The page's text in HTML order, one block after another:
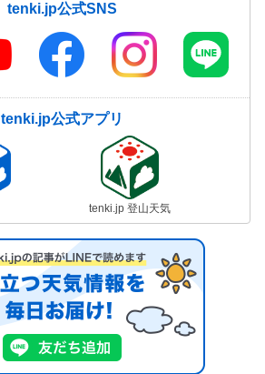
tenki.jp公式SNS
tenki.jp公式アプリ
tenki.jp 登山天気